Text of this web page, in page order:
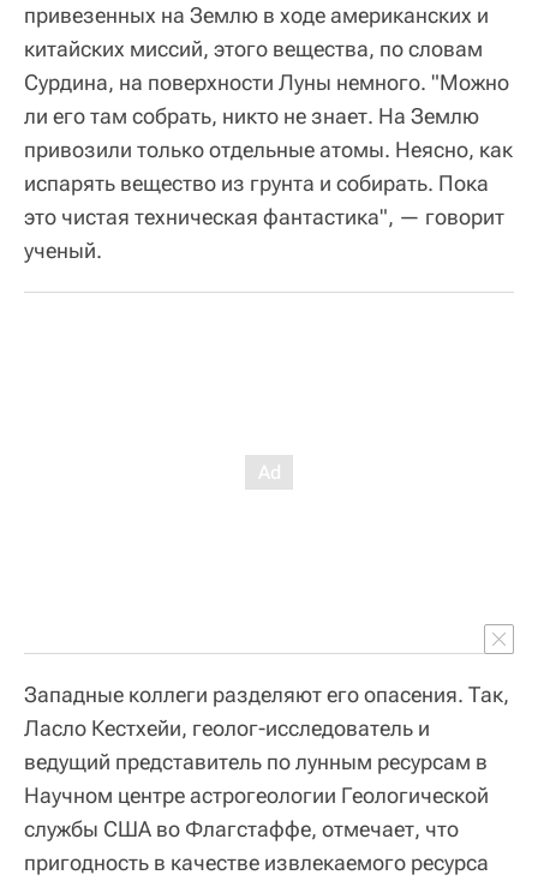
привезенных на Землю в ходе американских и
китайских миссий, этого вещества, по словам
Сурдина, на поверхности Луны немного. "Можно
ли его там собрать, никто не знает. На Землю
привозили только отдельные атомы. Неясно, как
испарять вещество из грунта и собирать. Пока
это чистая техническая фантастика", — говорит
ученый.
Западные коллеги разделяют его опасения. Так,
Ласло Кестхейи, геолог-исследователь и
ведущий представитель по лунным ресурсам в
Научном центре астрогеологии Геологической
службы США во Флагстаффе, отмечает, что
пригодность в качестве извлекаемого ресурса